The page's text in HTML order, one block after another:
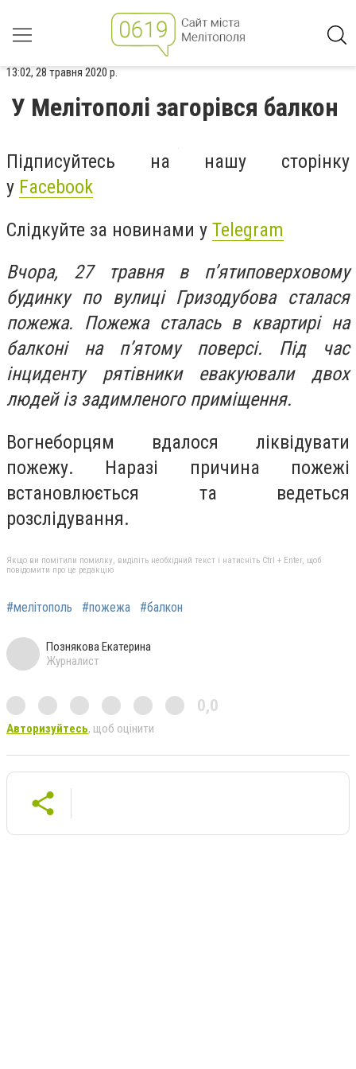
13:02, 28 травня 2020 р.
У Мелітополі загорівся балкон
Підписуйтесь на нашу сторінку
у Facebook
Слідкуйте за новинами у Telegram
Вчора, 27 травня в п’ятиповерховому
будинку по вулиці Гризодубова сталася
пожежа. Пожежа сталась в квартирі на
балконі на п’ятому поверсі. Під час
інциденту рятівники евакуювали двох
людей із задимленого приміщення.
Вогнеборцям вдалося ліквідувати
пожежу. Наразі причина пожежі
встановлюється та ведеться
розслідування.
Якщо ви помітили помилку, виділіть необхідний текст і натисніть Ctrl + Enter, щоб
повідомити про це редакцію
#мелітополь #пожежа #балкон
Познякова Екатерина
Журналист
0,0
Авторизуйтесь, щоб оцінити